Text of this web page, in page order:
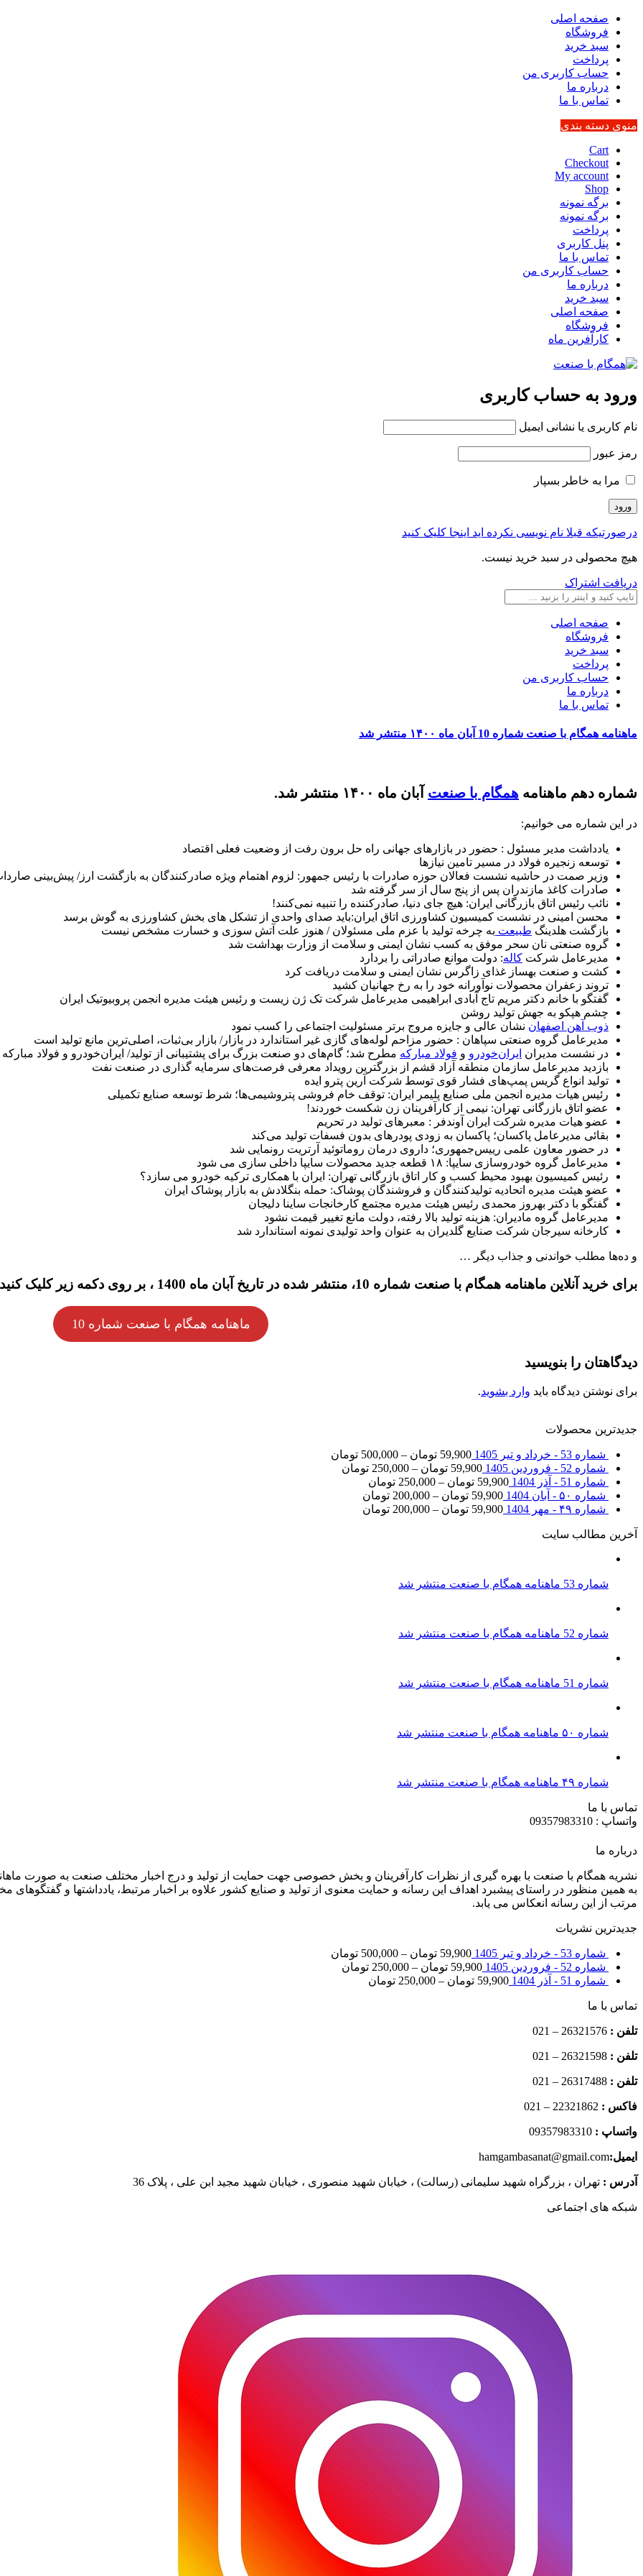
صفحه اصلی
فروشگاه
سبد خرید
پرداخت
حساب کاربری من
درباره ما
تماس با ما
منوی دسته بندی
Cart
Checkout
My account
Shop
برگه نمونه
برگه نمونه
پرداخت
پنل کاربری
تماس با ما
حساب کاربری من
درباره ما
سبد خرید
صفحه اصلی
فروشگاه
کارآفرین ماه
ورود به حساب کاربری
نام کاربری یا نشانی ایمیل
رمز عبور
مرا به خاطر بسپار
درصورتیکه قبلا نام نویسی نکرده اید اینجا کلیک کنید
هیچ محصولی در سبد خرید نیست.
دریافت اشتراک
صفحه اصلی
فروشگاه
سبد خرید
پرداخت
حساب کاربری من
درباره ما
تماس با ما
ماهنامه همگام با صنعت شماره 10 آبان ماه ۱۴۰۰ منتشر شد
شماره دهم ماهنامه همگام با صنعت آبان ماه ۱۴۰۰ منتشر شد.
در این شماره می خوانیم:
یادداشت مدیر مسئول : حضور در بازارهای جهانی راه حل برون رفت از وضعیت فعلی اقتصاد
توسعه زنجیره فولاد در مسیر تامین نیازها
وزیر صمت در حاشیه نشست فعالان حوزه صادرات با رئیس جمهور: لزوم اهتمام ویژه صادرکنندگان به بازگشت ارز/ پیش‌بینی صاردات ۴۵ میلیارد دلاری در سال
صادرات کاغذ مازندران پس از پنج سال از سر گرفته شد
نائب رئیس اتاق بازرگانی ایران: هیچ جای دنیا، صادرکننده را تنبیه نمی‌کنند!
محسن امینی در نشست کمیسیون کشاورزی اتاق ایران:باید صدای واحدی از تشکل های بخش کشاورزی به گوش برسد
بازگشت هلدینگ طبیعت به چرخه تولید با عزم ملی مسئولان / هنوز علت آتش سوزی و خسارت مشخص نیست
گروه صنعتی نان سحر موفق به کسب نشان ایمنی و سلامت از وزارت بهداشت شد
مدیرعامل شرکت کاله: دولت موانع صادراتی را بردارد
کشت و صنعت بهساز غذای زاگرس نشان ایمنی و سلامت دریافت کرد
تروند زعفران محصولات نوآورانه خود را به رخ جهانیان کشید
گفتگو با خانم دکتر مریم تاج آبادی ابراهیمی مدیرعامل شرکت تک ژن زیست و رئیس هیئت مدیره انجمن پروبیوتیک ایران
چشم هپکو به جهش تولید روشن
ذوب آهن اصفهان نشان عالی و جایزه مروج برتر مسئولیت اجتماعی را کسب نمود
مدیرعامل گروه صنعتی سپاهان : حضور مزاحم لوله‌های گازی غیر استاندارد در بازار/ بازار بی‌ثبات، اصلی‌ترین مانع تولید است
در نشست مدیران ایران‌خودرو و فولاد مبارکه مطرح شد؛ گام‌های دو صنعت بزرگ برای پشتیبانی از تولید/ ایران‌خودرو و فولاد
بازدید مدیرعامل سازمان منطقه آزاد قشم از بزرگترین رویداد معرفی فرصت‌های سرمایه گذاری در صنعت نفت
تولید انواع گریس پمپ‌های فشار قوی توسط شرکت آرین پترو ایده
رئیس هیات مدیره انجمن ملی صنایع پلیمر ایران: توقف خام فروشی پتروشیمی‌ها؛ شرط توسعه صنایع تکمیلی
عضو اتاق بازرگانی تهران: نیمی از کارآفرینان زن شکست خوردند!
عضو هیات مدیره شرکت ایران آوندفر : معبرهای تولید در تحریم
بقائی مدیرعامل پاکسان؛ پاکسان به زودی پودرهای بدون فسفات تولید می‌کند
در حضور معاون علمی رییس‌جمهوری؛ داروی درمان روماتوئید آرتریت رونمایی شد
مدیرعامل گروه خودروسازی سایپا: ۱۸ قطعه جدید محصولات سایپا داخلی سازی می شود
رئیس کمیسیون بهبود محیط کسب و کار اتاق بازرگانی تهران: ایران با همکاری ترکیه خودرو می سازد؟
عضو هیئت مدیره اتحادیه تولیدکنندگان و فروشندگان پوشاک: حمله بنگلادش به بازار پوشاک ایران
گفتگو با دکتر بهروز محمدی رئیس هیئت مدیره مجتمع کارخانجات ساینا دلیجان
مدیرعامل گروه مادیران: هزینه تولید بالا رفته، دولت مانع تغییر قیمت نشود
کارخانه سیرجان شرکت صنایع گلدیران به عنوان واحد تولیدی نمونه استاندارد شد
و ده‌ها مطلب خواندنی و جذاب دیگر …
برای خرید آنلاین ماهنامه همگام با صنعت شماره 10، منتشر شده در تاریخ آبان ماه 1400 ، بر روی دکمه زیر کلیک کنید.
ماهنامه همگام با صنعت شماره 10
دیدگاهتان را بنویسید
برای نوشتن دیدگاه باید وارد بشوید.
جدیدترین محصولات
شماره 53 - خرداد و تیر 1405 59,900 تومان –
500,000 تومان
شماره 52 - فروردین 1405
59,900 تومان –
250,000 تومان
شماره 51 - آذر 1404
59,900 تومان –
250,000 تومان
شماره ۵۰ - آبان 1404
59,900 تومان –
200,000 تومان
شماره ۴۹ - مهر 1404
59,900 تومان –
200,000 تومان
آخرین مطالب سایت
شماره 53 ماهنامه همگام با صنعت منتشر شد
شماره 52 ماهنامه همگام با صنعت منتشر شد
شماره 51 ماهنامه همگام با صنعت منتشر شد
شماره ۵۰ ماهنامه همگام با صنعت منتشر شد
شماره ۴۹ ماهنامه همگام با صنعت منتشر شد
تماس با ما
واتساپ : 09357983310
درباره ما
نشریه همگام با صنعت با بهره گیری از نظرات کارآفرینان و بخش خصوصی جهت حمایت از تولید و درج اخبار مختلف صنعت به صورت
به همین منظور در راستای پیشبرد اهداف این رسانه و حمایت معنوی از تولید و صنایع کشور علاوه بر اخبار مرتبط، یادداشتها و
مرتب از این رسانه انعکاس می یابد.
جدیدترین نشریات
شماره 53 - خرداد و تیر 1405 59,900 تومان –
500,000 تومان
شماره 52 - فروردین 1405
59,900 تومان –
250,000 تومان
شماره 51 - آذر 1404
59,900 تومان –
250,000 تومان
تماس با ما
تلفن : 26321576 – 021
تلفن : 26321598 – 021
تلفن : 26317488 – 021
فاکس :
واتساپ :
ایمیل:hamgambasanat@gmail.com
آدرس : تهران ، بزرگراه شهید سلیمانی (رسالت) ، خیابان شهید منصوری ، خیابان شهید مجید ابن علی ، پلاک 36
شبکه های اجتماعی